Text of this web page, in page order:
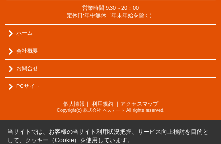
営業時間:9:30～20：00
定休日:年中無休（年末年始を除く）
ホーム
会社概要
お問合せ
PCサイト
個人情報 ｜ 利用規約｜ アクセスマップ
Copyright(c) 株式会社 ベステート All rights reserved.
当サイトでは、お客様の当サイト利用状況把握、サービス向上検討を目的と
して、クッキー（Cookie）を使用しています。